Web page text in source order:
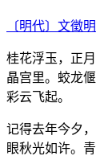
〔明代〕 文徵明
桂花浮玉，正
晶宫里。蛟龙
彩云飞起。
记得去年今夕
眼秋光如许。